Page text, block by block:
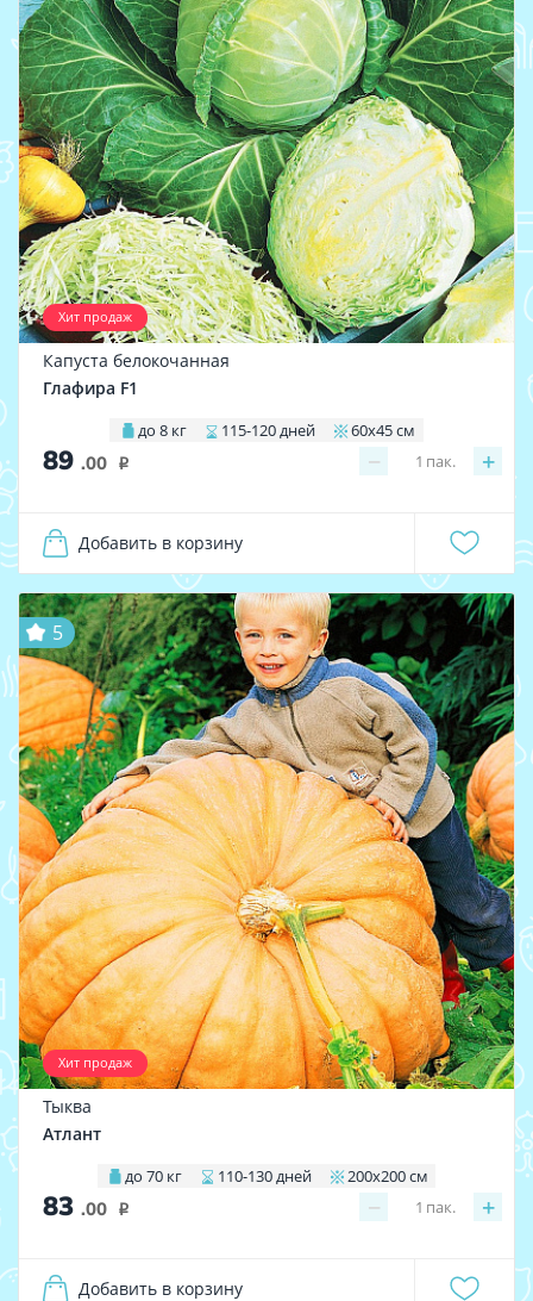
Хит продаж
Капуста белокочанная
Глафира F1
до 8 кг 115-120 дней 60х45 см
89 .00 i − +
1 пак.
Добавить в корзину
Хит продаж
5
Тыква
Атлант
до 70 кг 110-130 дней 200х200 см
83 .00 i − +
1 пак.
Добавить в корзину